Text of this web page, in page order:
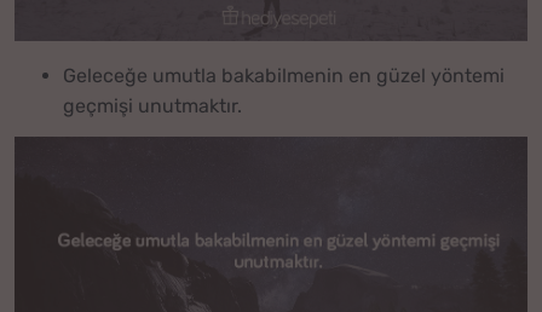
Geleceğe umutla bakabilmenin en güzel yöntemi
geçmişi unutmaktır.